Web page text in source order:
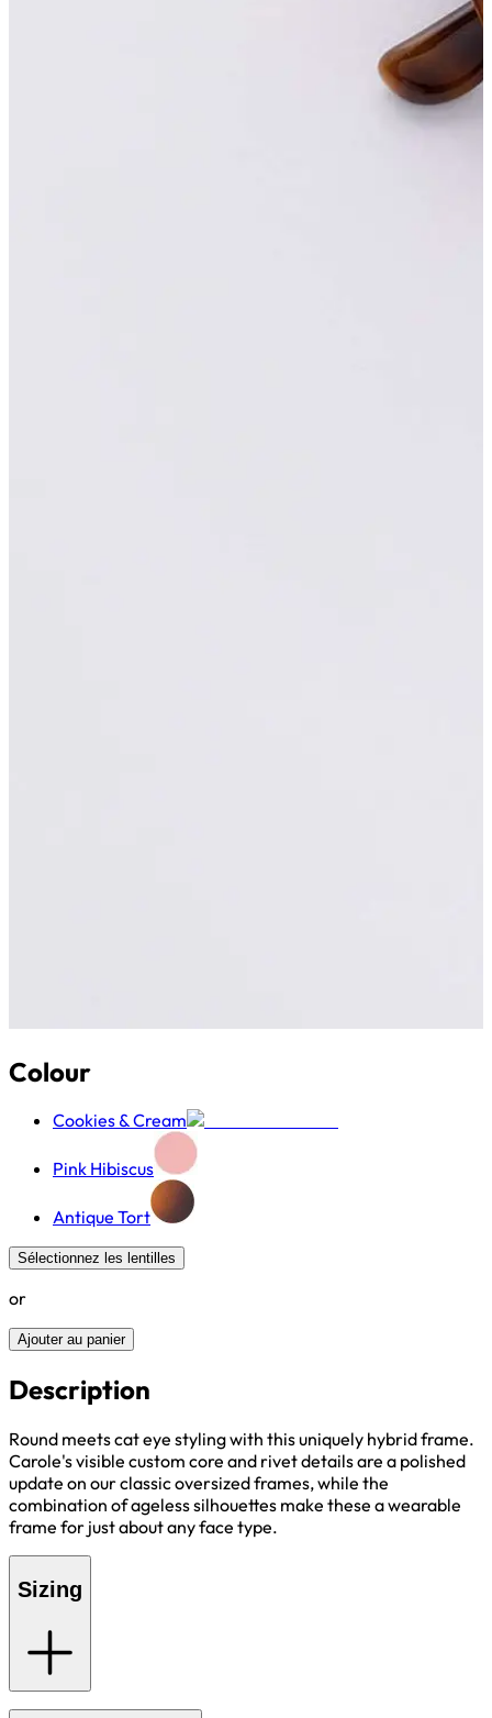
Colour
Cookies & Cream
Pink Hibiscus
Antique Tort
Sélectionnez les lentilles
or
Ajouter au panier
Description
Round meets cat eye styling with this uniquely hybrid frame.
Carole's visible custom core and rivet details are a polished
update on our classic oversized frames, while the
combination of ageless silhouettes make these a wearable
frame for just about any face type.
Sizing